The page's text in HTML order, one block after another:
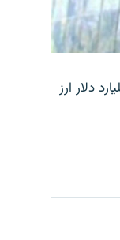
با انتشار اطلاعیه‌ای، گفته‌های یک نماینده مجلس درباره گم شدن ۹ میلیارد دلار ارز